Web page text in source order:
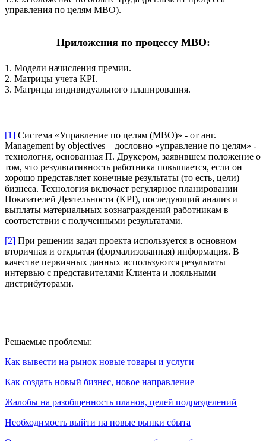
управления по целям МВО).
Приложения по процессу МВО:
1. Модели начисления премии.
2. Матрицы учета KPI.
3. Матрицы индивидуального планирования.
[1] Система «Управление по целям (МВО)» - от анг.
Management by objectives – дословно «управление по целям» -
технология, основанная П. Друкером, заявившем положение о
том, что результативность работника повышается, если он
хорошо представляет конечные результаты (то есть, цели)
бизнеса. Технология включает регулярное планировании
Показателей Деятельности (KPI), последующий анализ и
выплаты материальных вознаграждений работникам в
соответствии с полученными результатами.
[2] При решении задач проекта используется в основном
вторичная и открытая (формализованная) информация. В
качестве первичных данных используются результаты
интервью с представителями Клиента и лояльными
дистрибуторами.
Решаемые проблемы:
Как вывести на рынок новые товары и услуги
Как создать новый бизнес, новое направление
Жалобы на разобщенность планов, целей подразделений
Необходимость выйти на новые рынки сбыта